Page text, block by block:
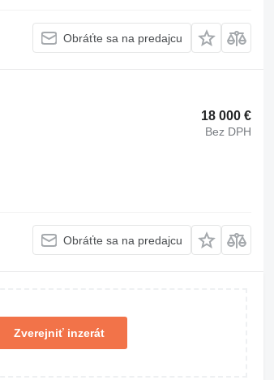
Obráťte sa na predajcu
18 000 €
Bez DPH
Obráťte sa na predajcu
Zverejniť inzerát